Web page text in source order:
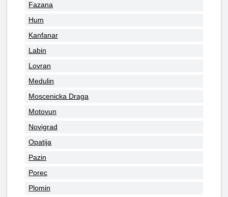
Fazana
Hum
Kanfanar
Labin
Lovran
Medulin
Moscenicka Draga
Motovun
Novigrad
Opatija
Pazin
Porec
Plomin